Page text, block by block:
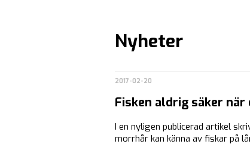
Nyheter
2017-02-20
Fisken aldrig säker
I en nyligen publicerad artikel
morrhår kan känna av fiskar på